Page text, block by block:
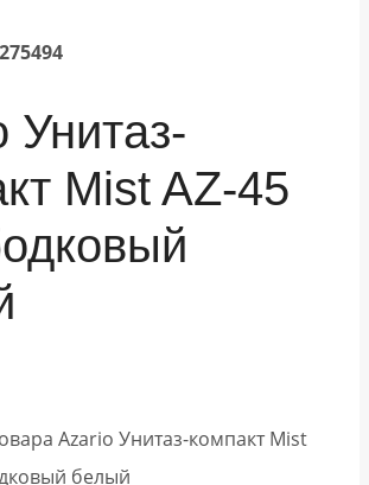
Унитаз-
Mist AZ-45
Azario Унитаз-компакт Mist
белый